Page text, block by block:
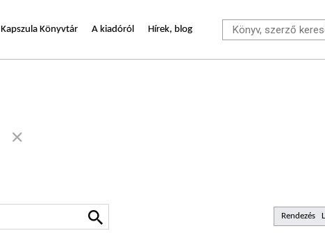
Kapszula Könyvtár A kiadóról Hírek, blog
Rendezés